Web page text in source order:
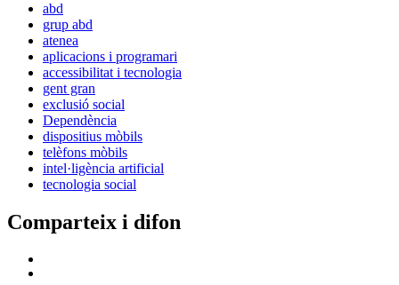
abd
grup abd
atenea
aplicacions i programari
accessibilitat i tecnologia
gent gran
exclusió social
Dependència
dispositius mòbils
telèfons mòbils
intel·ligència artificial
tecnologia social
Comparteix i difon